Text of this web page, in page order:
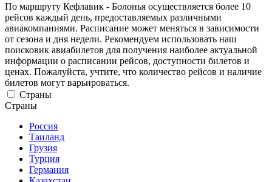
По маршруту Кефлавик - Болонья осуществляется более 10
рейсов каждый день, предоставляемых различными
авиакомпаниями. Расписание может меняться в зависимости
от сезона и дня недели. Рекомендуем использовать наш
поисковик авиабилетов для получения наиболее актуальной
информации о расписании рейсов, доступности билетов и
ценах. Пожалуйста, учтите, что количество рейсов и наличие
билетов могут варьироваться.
Страны
Страны
Россия
Таиланд
Грузия
Турция
Германия